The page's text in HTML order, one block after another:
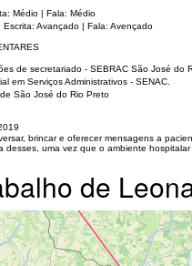
Médio | Fala: Médio
Avançado | Fala: Avençado
de secretariado - SEBRAC São José do
em Serviços Administrativos - SENAC.
São José do Rio Preto
brincar e oferecer mensagens a
desses, uma vez que o ambiente
de